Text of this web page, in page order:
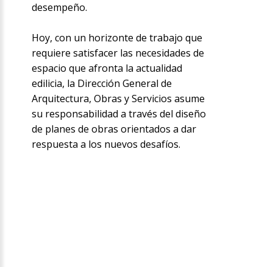
desempeño.
Hoy, con un horizonte de trabajo que
requiere satisfacer las necesidades de
espacio que afronta la actualidad
edilicia, la Dirección General de
Arquitectura, Obras y Servicios asume
su responsabilidad a través del diseño
de planes de obras orientados a dar
respuesta a los nuevos desafíos.